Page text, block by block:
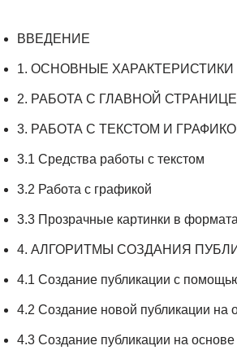
ВВЕДЕНИЕ
1. ОСНОВНЫЕ
2. РАБОТА С ГЛАВНОЙ
3. РАБОТА С ТЕКСТОМ И
3.1 Средства работы с текстом
3.2 Работа с графикой
3.3 Прозрачные картинки в
4. АЛГОРИТМЫ СОЗДАНИЯ
4.1 Создание публикации с
4.2 Создание новой публикации
4.3 Создание публикации на